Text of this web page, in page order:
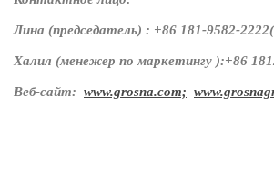
Лина (председатель) : +86 181-9582-
Халил (менежер по маркетингу ):+86
Веб-сайт: www.grosna.com;